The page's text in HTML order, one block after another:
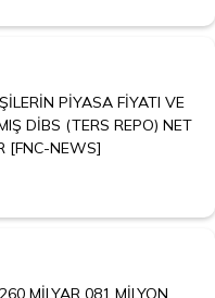
PİYASA FİYATI VE
DİBS (TERS REPO) NET
[FNC-NEWS]
MİLYAR 081 MİLYON